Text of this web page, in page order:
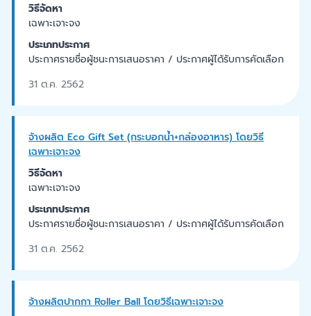
วิธีจัดหา
เฉพาะเจาะจง
ประเภทประกาศ
ประกาศรายชื่อผู้ชนะการเสนอราคา / ประกาศผู้ได้รับการคัดเลือก
31 ต.ค. 2562
จ้างผลิต Eco Gift Set (กระบอกน้ำ+กล่องอาหาร) โดยวิธี
เฉพาะเจาะจง
วิธีจัดหา
เฉพาะเจาะจง
ประเภทประกาศ
ประกาศรายชื่อผู้ชนะการเสนอราคา / ประกาศผู้ได้รับการคัดเลือก
31 ต.ค. 2562
จ้างผลิตปากกา Roller Ball โดยวิธีเฉพาะเจาะจง